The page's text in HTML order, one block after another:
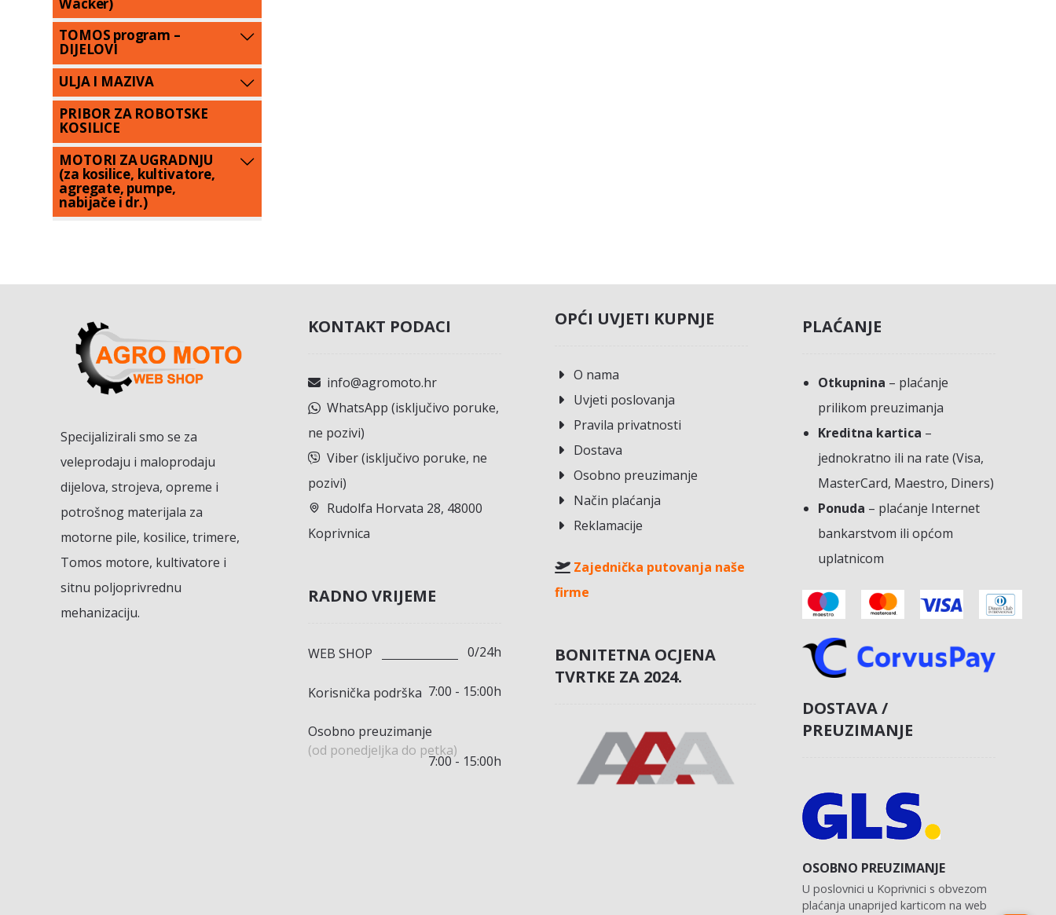
TOMOS program –
DIJELOVI
ULJA I MAZIVA
PRIBOR ZA ROBOTSKE
KOSILICE
MOTORI ZA UGRADNJU
(za kosilice, kultivatore,
agregate, pumpe,
nabijače i dr.)
Specijalizirali smo se za
veleprodaju i maloprodaju
dijelova, strojeva, opreme i
potrošnog materijala za
motorne pile, kosilice, trimere,
Tomos motore, kultivatore i
sitnu poljoprivrednu
mehanizaciju.
KONTAKT PODACI
info@agromoto.hr
WhatsApp (isključivo poruke,
ne pozivi)
Viber (isključivo poruke, ne
pozivi)
Rudolfa Horvata 28, 48000
Koprivnica
RADNO VRIJEME
WEB SHOP 0/24h
Korisnička podrška 7:00 - 15:00h
Osobno preuzimanje
(od ponedjeljka do petka)
7:00 - 15:00h
OPĆI UVJETI KUPNJE
O nama
Uvjeti poslovanja
Pravila privatnosti
Dostava
Osobno preuzimanje
Način plaćanja
Reklamacije
Zajednička putovanja naše
firme
BONITETNA OCJENA
TVRTKE ZA 2024.
PLAĆANJE
Otkupnina – plaćanje
prilikom preuzimanja
Kreditna kartica –
jednokratno ili na rate (Visa,
MasterCard, Maestro, Diners)
Ponuda – plaćanje Internet
bankarstvom ili općom
uplatnicom
DOSTAVA /
PREUZIMANJE
OSOBNO PREUZIMANJE
U poslovnici u Koprivnici s obvezom
plaćanja unaprijed karticom na web